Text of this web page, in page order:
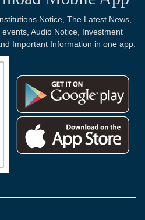
Notice, The Latest News,
Audio Notice, Investment
Important Information in one app.